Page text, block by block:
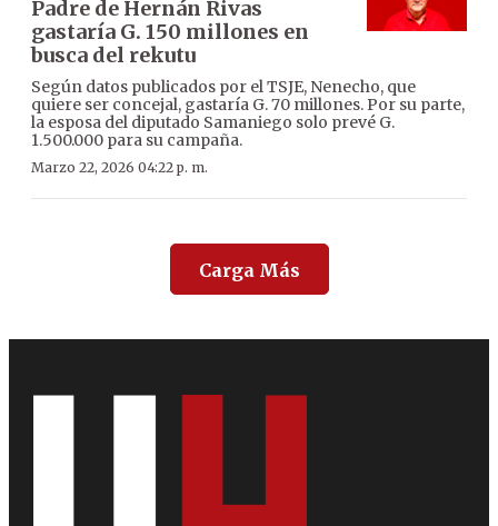
Padre de Hernán Rivas
gastaría G. 150 millones en
busca del rekutu
Según datos publicados por el TSJE, Nenecho, que
quiere ser concejal, gastaría G. 70 millones. Por su parte,
la esposa del diputado Samaniego solo prevé G.
1.500.000 para su campaña.
Marzo 22, 2026 04:22 p. m.
Carga Más